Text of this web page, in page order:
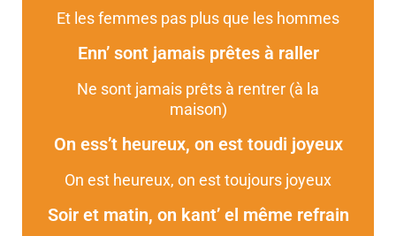
Et les femmes pas plus que les hommes
Enn’ sont jamais prêtes à raller
Ne sont jamais prêts à rentrer (à la
maison)
On ess’t heureux, on est toudi joyeux
On est heureux, on est toujours joyeux
Soir et matin, on kant’ el même refrain